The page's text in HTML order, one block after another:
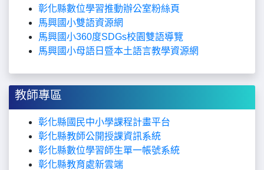
彰化縣數位學習推動辦公室粉絲頁
馬興國小雙語資源網
馬興國小360度SDGs校園雙語導覽
馬興國小母語日暨本土語言教學資源網
教師專區
彰化縣國民中小學課程計畫平台
彰化縣教師公開授課資訊系統
彰化縣數位學習師生單一帳號系統
彰化縣教育處新雲端